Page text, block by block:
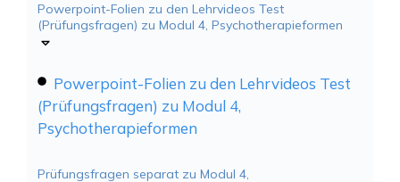
Powerpoint-Folien zu den Lehrvideos Test
(Prüfungsfragen) zu Modul 4, Psychotherapieformen
Powerpoint-Folien zu den Lehrvideos Test
(Prüfungsfragen) zu Modul 4,
Psychotherapieformen
Prüfungsfragen separat zu Modul 4,